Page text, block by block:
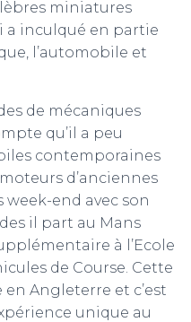
miniatures
a inculqué en partie
l’automobile et
de mécaniques
qu’il a peu
contemporaines
d’anciennes
week-end avec son
il part au Mans
à l’Ecole
de Course. Cette
Angleterre et c’est
unique au